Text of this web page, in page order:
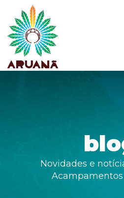
Novidades e
Acampamentos